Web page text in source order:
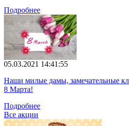
Подробнее
05.03.2021 14:41:55
Наши милые дамы, замечательные
8 Марта!
Подробнее
Все акции